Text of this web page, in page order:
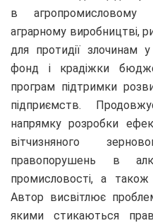
в агропромисловому
аграрному виробництві,
для протидії злочинам у
фонд і крадіжки
програм підтримки
підприємств.
напрямку розробки
вітчизняного
правопорушень в
промисловості, а
Автор висвітлює
якими стикаються